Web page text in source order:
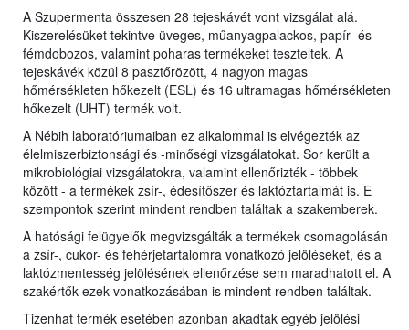
A Szupermenta összesen 28 tejeskávét vont vizsgálat alá.
Kiszerelésüket tekintve üveges, műanyagpalackos, papír- és
fémdobozos, valamint poharas termékeket teszteltek. A
tejeskávék közül 8 pasztőrözött, 4 nagyon magas
hőmérsékleten hőkezelt (ESL) és 16 ultramagas hőmérsékleten
hőkezelt (UHT) termék volt.
A Nébih laboratóriumaiban ez alkalommal is elvégezték az
élelmiszerbiztonsági és -minőségi vizsgálatokat. Sor került a
mikrobiológiai vizsgálatokra, valamint ellenőrizték - többek
között - a termékek zsír-, édesítőszer és laktóztartalmát is. E
szempontok szerint mindent rendben találtak a szakemberek.
A hatósági felügyelők megvizsgálták a termékek csomagolásán
a zsír-, cukor- és fehérjetartalomra vonatkozó jelöléseket, és a
laktózmentesség jelölésének ellenőrzése sem maradhatott el. A
szakértők ezek vonatkozásában is mindent rendben találtak.
Tizenhat termék esetében azonban akadtak egyéb jelölési